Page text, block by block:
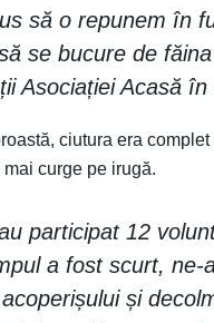
să o repunem în
se bucure de
Asociației Acasă
ciutura era
curge pe irugă.
participat 12
a fost scurt,
și